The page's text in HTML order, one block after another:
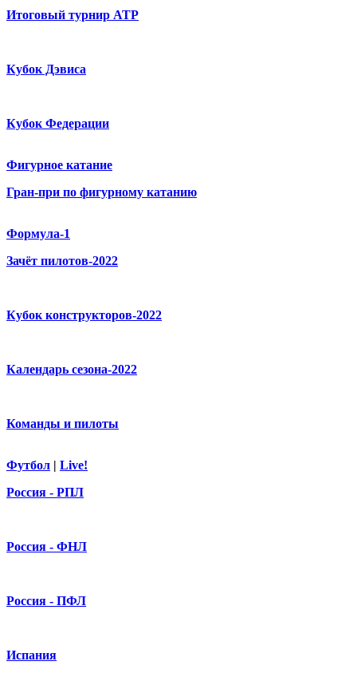
Итоговый турнир ATP
Кубок Дэвиса
Кубок Федерации
Фигурное катание
Гран-при по фигурному катанию
Формула-1
Зачёт пилотов-2022
Кубок конструкторов-2022
Календарь сезона-2022
Команды и пилоты
Футбол | Live!
Россия - РПЛ
Россия - ФНЛ
Россия - ПФЛ
Испания